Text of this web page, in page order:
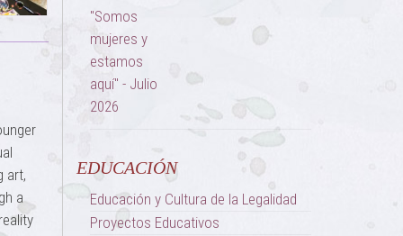
art,
a
EDUCACIÓN
Educación y Cultura de la Legalidad
Proyectos Educativos